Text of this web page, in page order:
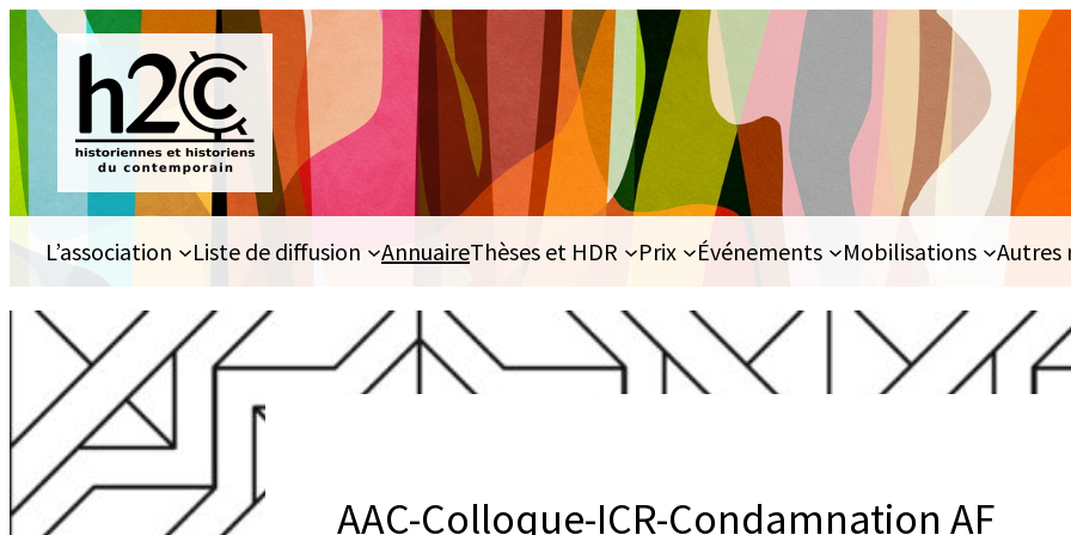
Aller
au
contenu
L’association Liste de diffusion AnnuaireThèses et HDR Prix Événements Mobilisations Autres
AAC-Colloque-ICR-Condamnation AF